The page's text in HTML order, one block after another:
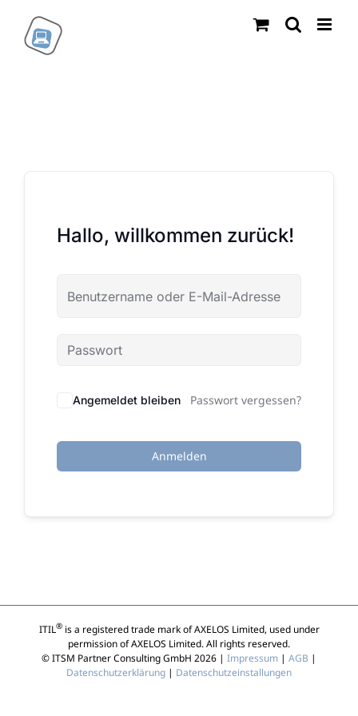
Inhalt
springen
Hallo, willkommen zurück!
Angemeldet bleiben Passwort vergessen?
Anmelden
ITIL®is a registered trade mark of AXELOS Limited, used under
permission of AXELOS Limited. All rights reserved.
© ITSM Partner Consulting GmbH 2026 | Impressum | AGB |
Datenschutzerklärung | Datenschutzeinstallungen